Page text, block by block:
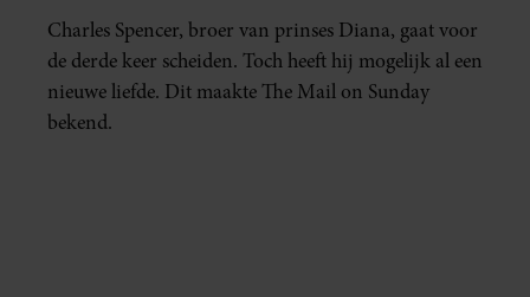
Charles Spencer, broer van prinses Diana, gaat voor
de derde keer scheiden. Toch heeft hij mogelijk al een
nieuwe liefde. Dit maakte The Mail on Sunday
bekend.